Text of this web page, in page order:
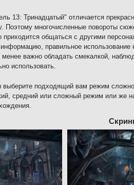
13: Тринадцатый" отличается
Поэтому многочисленные повороты
приходится общаться с другими
правильное
важно обладать смекалкой,
использовать.
подходящий вам режим
средний или сложный режим или же